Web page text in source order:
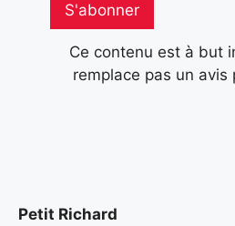
S'abonner
Ce contenu est à but
remplace pas un avis
Petit Richard